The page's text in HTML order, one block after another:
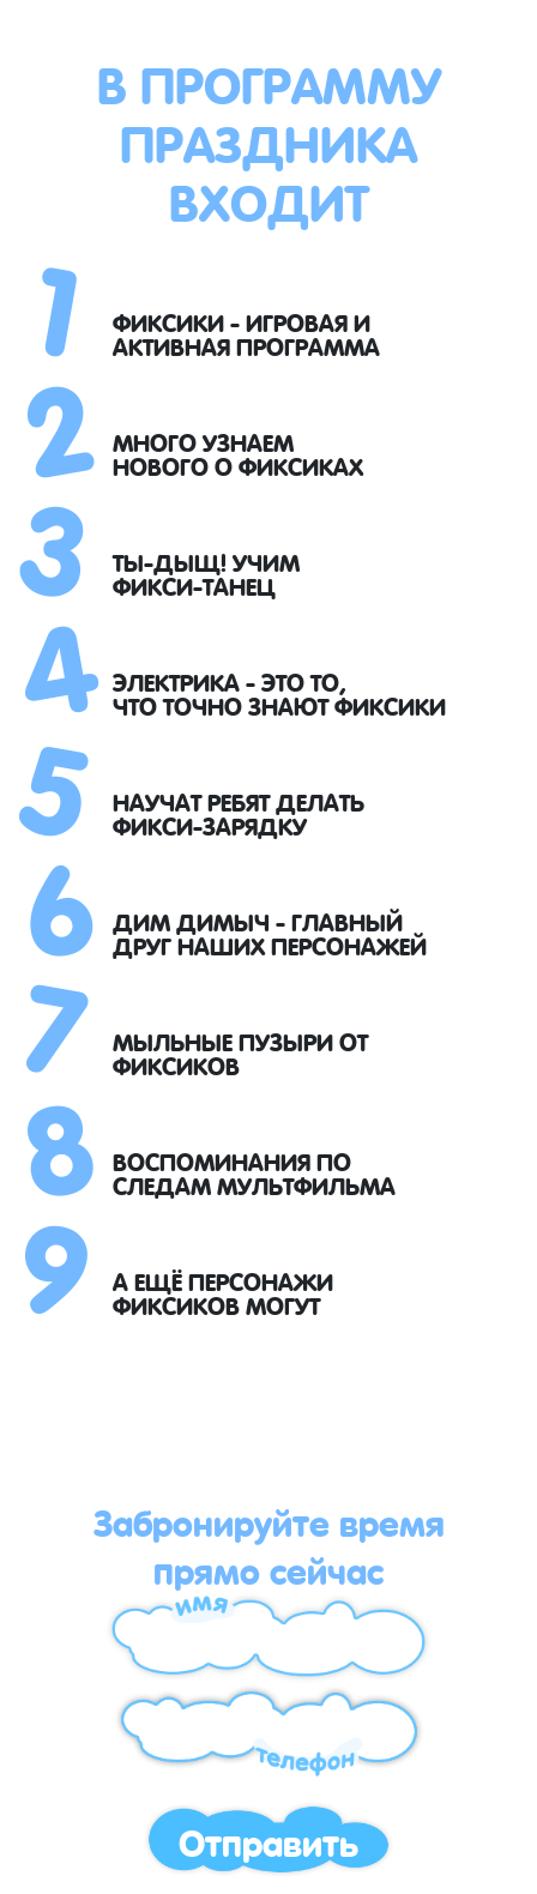
В ПРОГРАММУ
ПРАЗДНИКА
ВХОДИТ
ФИКСИКИ - ИГРОВАЯ И
АКТИВНАЯ ПРОГРАММА
МНОГО УЗНАЕМ
НОВОГО О ФИКСИКАХ
ТЫ-ДЫЩ! УЧИМ
ФИКСИ-ТАНЕЦ
ЭЛЕКТРИКА - ЭТО ТО,
ЧТО ТОЧНО ЗНАЮТ ФИКСИКИ
НАУЧАТ РЕБЯТ ДЕЛАТЬ
ФИКСИ-ЗАРЯДКУ
ДИМ ДИМЫЧ - ГЛАВНЫЙ
ДРУГ НАШИХ ПЕРСОНАЖЕЙ
МЫЛЬНЫЕ ПУЗЫРИ ОТ
ФИКСИКОВ
ВОСПОМИНАНИЯ ПО
СЛЕДАМ МУЛЬТФИЛЬМА
А ЕЩЁ ПЕРСОНАЖИ
ФИКСИКОВ МОГУТ
Забронируйте время
прямо сейчас
Отправить